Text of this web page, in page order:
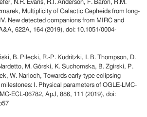
N.R. Evans, R.I. Anderson, F. Baron, R.M.
Multiplicity of Galactic Cepheids from long-
New detected companions from MIRC and
622A, 164 (2019), doi: 10.1051/0004-
B. Pilecki, R.-P. Kudritzki, I. B. Thompson, D.
M. Górski, K. Suchomska, B. Zgirski, P.
W. Narloch, Towards early-type eclipsing
I. Physical parameters of OGLE-LMC-
ECL-06782, ApJ, 886, 111 (2019), doi: